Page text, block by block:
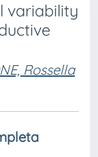
variability
Rossella